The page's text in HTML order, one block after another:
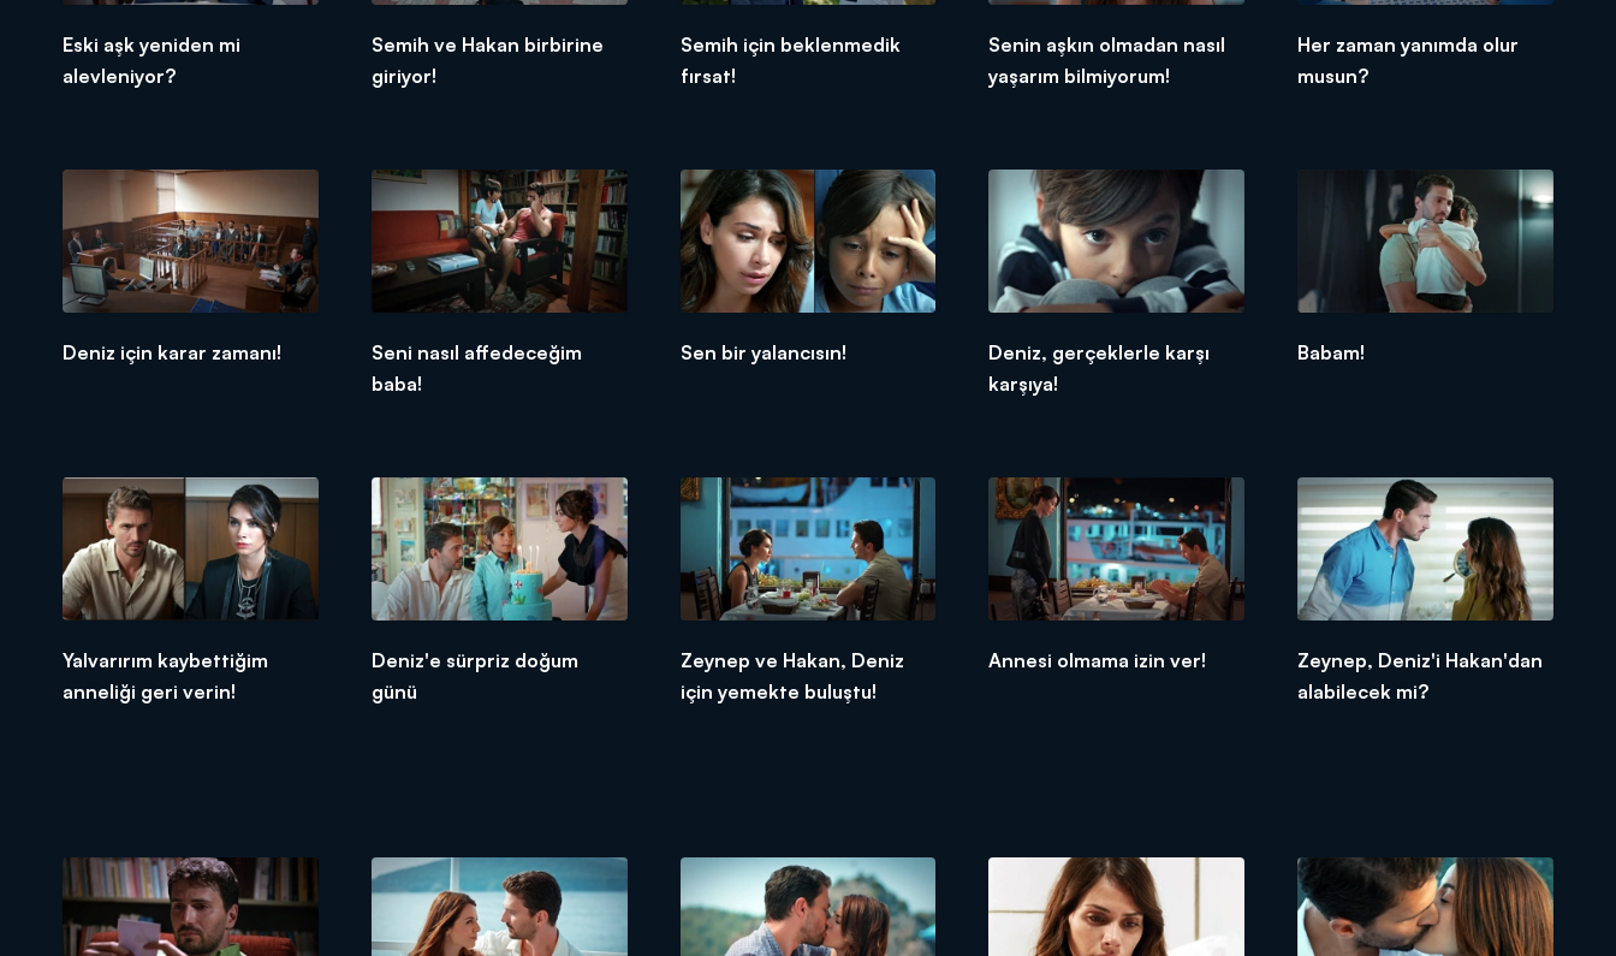
Eski aşk yeniden mi
alevleniyor?
Semih ve Hakan birbirine
giriyor!
Semih için beklenmedik
fırsat!
Senin aşkın olmadan nasıl
yaşarım bilmiyorum!
Her zaman yanımda olur
musun?
Deniz için karar zamanı!
Seni nasıl affedeceğim
baba!
Sen bir yalancısın!
Deniz, gerçeklerle karşı
karşıya!
Babam!
Yalvarırım kaybettiğim
anneliği geri verin!
Deniz'e sürpriz doğum
günü
Zeynep ve Hakan, Deniz
için yemekte buluştu!
Annesi olmama izin ver!
Zeynep, Deniz'i Hakan'dan
alabilecek mi?